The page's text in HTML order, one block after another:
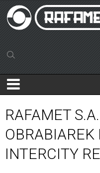
RAFAMET
OBRABIAREK
INTERCITY